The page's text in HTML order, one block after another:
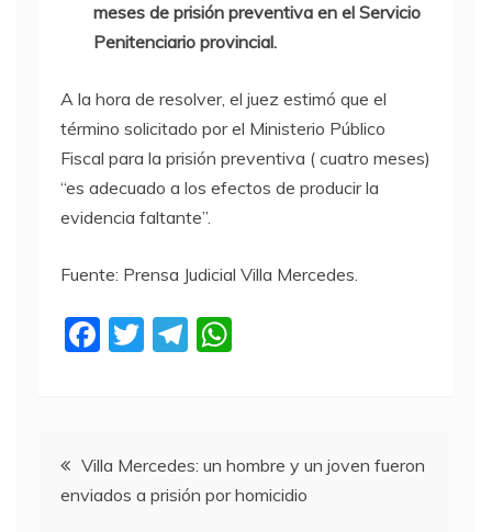
meses de prisión preventiva en el Servicio
Penitenciario provincial.
A la hora de resolver, el juez estimó que el
término solicitado por el Ministerio Público
Fiscal para la prisión preventiva ( cuatro meses)
“es adecuado a los efectos de producir la
evidencia faltante”.
Fuente: Prensa Judicial Villa Mercedes.
F
b
o
T
T
a
m
A
p
Navegación
de
Villa Mercedes: un hombre y un joven fueron
enviados a prisión por homicidio